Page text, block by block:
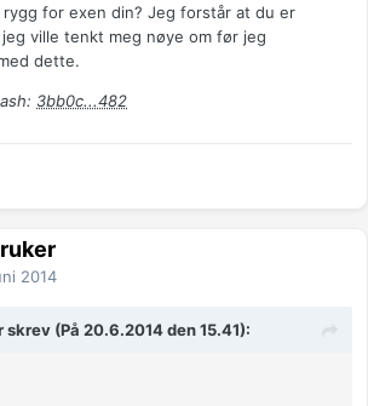
for exen din? Jeg forstår at du er
ville tenkt meg nøye om før jeg
dette.
3bb0c...482
2014
(På 20.6.2014 den 15.41):